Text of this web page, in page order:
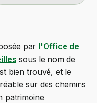
par l'Office de
sous le nom de
bien trouvé, et le
sur des chemins
patrimoine